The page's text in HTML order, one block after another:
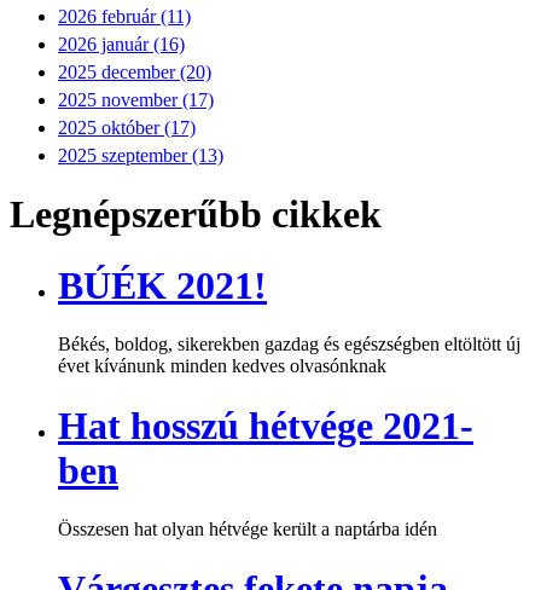
2026 február (11)
2026 január (16)
2025 december (20)
2025 november (17)
2025 október (17)
2025 szeptember (13)
Legnépszerűbb cikkek
BÚÉK 2021!
Békés, boldog, sikerekben gazdag és egészségben eltöltött új
évet kívánunk minden kedves olvasónknak
Hat hosszú hétvége 2021-
ben
Összesen hat olyan hétvége került a naptárba idén